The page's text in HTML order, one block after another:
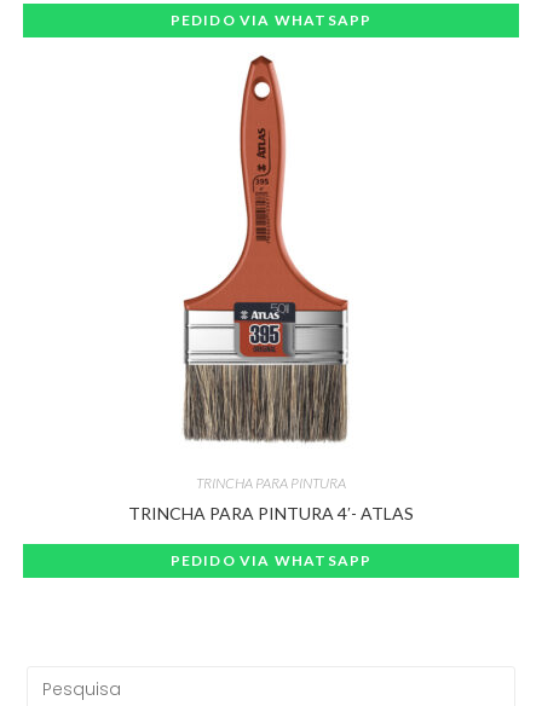
PEDIDO VIA WHATSAPP
TRINCHA PARA PINTURA
TRINCHA PARA PINTURA 4′- ATLAS
PEDIDO VIA WHATSAPP